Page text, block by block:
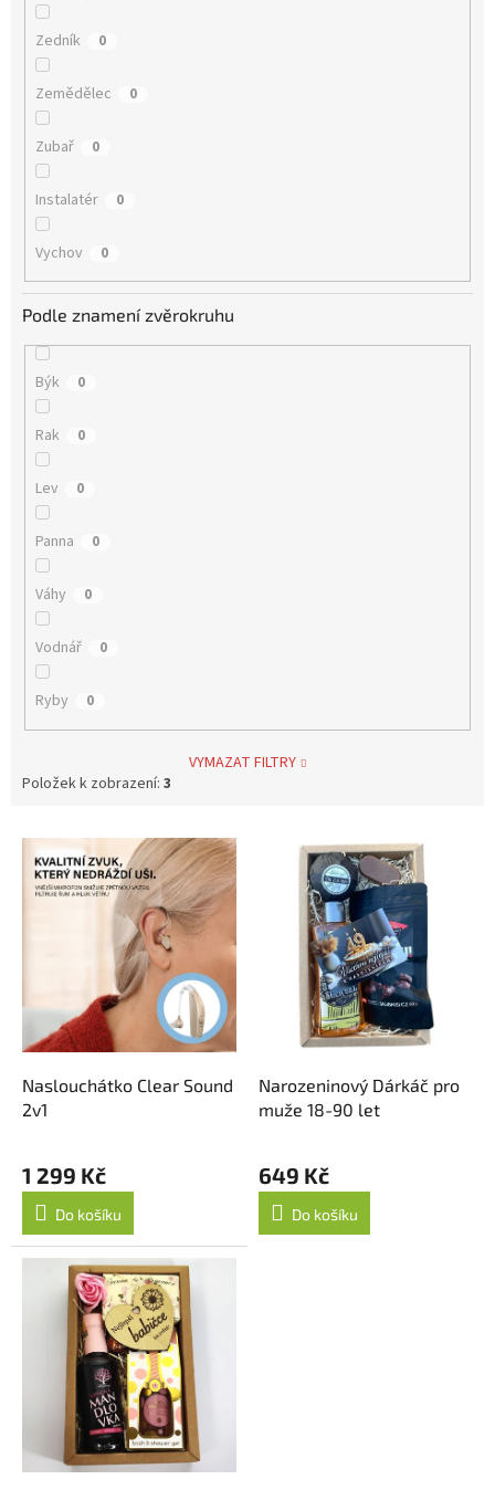
Zedník 0
Zemědělec 0
Zubař 0
Instalatér 0
Vychov 0
Podle znamení zvěrokruhu
Býk 0
Rak 0
Lev 0
Panna 0
Váhy 0
Vodnář 0
Ryby 0
VYMAZAT FILTRY
Položek k zobrazení: 3
V
Naslouchátko Clear Sound
2v1
1 299 Kč
Do košíku
Narozeninový Dárkáč pro
muže 18-90 let
649 Kč
Do košíku